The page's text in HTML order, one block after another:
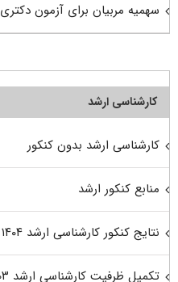
سهمیه مربیان برای آزمون دکتری
کارشناسی ارشد
کارشناسی ارشد بدون کنکور
منابع کنکور ارشد
نتایج کنکور کارشناسی ارشد ۱۴۰۴
تکمیل ظرفیت کارشناسی ارشد ۱۴۰۳